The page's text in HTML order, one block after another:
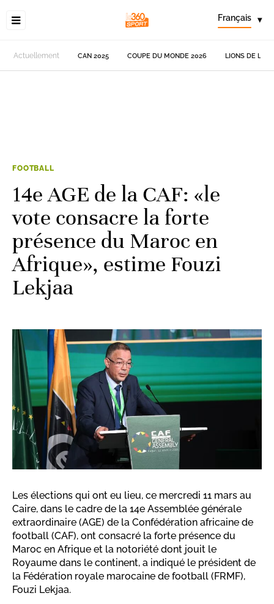
Français ▾
Actuellement CAN 2025 COUPE DU MONDE 2026 LIONS DE
FOOTBALL
14e AGE de la CAF: «le
vote consacre la forte
présence du Maroc en
Afrique», estime Fouzi
Lekjaa
Les élections qui ont eu lieu, ce mercredi 11 mars au
Caire, dans le cadre de la 14e Assemblée générale
extraordinaire (AGE) de la Confédération africaine de
football (CAF), ont consacré la forte présence du
Maroc en Afrique et la notoriété dont jouit le
Royaume dans le continent, a indiqué le président de
la Fédération royale marocaine de football (FRMF),
Fouzi Lekjaa.